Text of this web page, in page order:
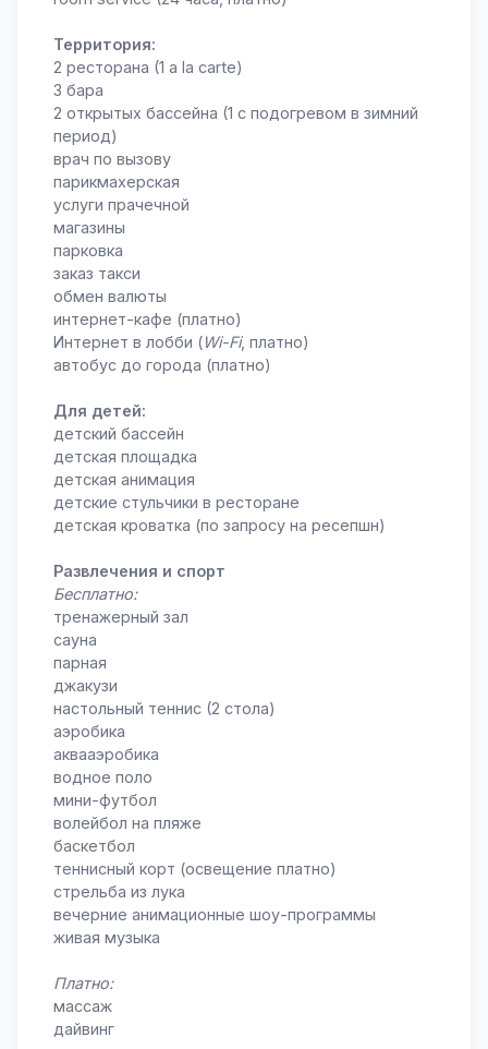
Территория:
2 ресторана (1 a la carte)
3 бара
2 открытых бассейна (1 с подогревом в зимний
период)
врач по вызову
парикмахерская
услуги прачечной
магазины
парковка
заказ такси
обмен валюты
интернет-кафе (платно)
Интернет в лобби (Wi-Fi, платно)
автобус до города (платно)
Для детей:
детский бассейн
детская площадка
детская анимация
детские стульчики в ресторане
детская кроватка (по запросу на ресепшн)
Развлечения и спорт
Бесплатно:
тренажерный зал
сауна
парная
джакузи
настольный теннис (2 стола)
аэробика
аквааэробика
водное поло
мини-футбол
волейбол на пляже
баскетбол
теннисный корт (освещение платно)
стрельба из лука
вечерние анимационные шоу-программы
живая музыка
Платно:
массаж
дайвинг